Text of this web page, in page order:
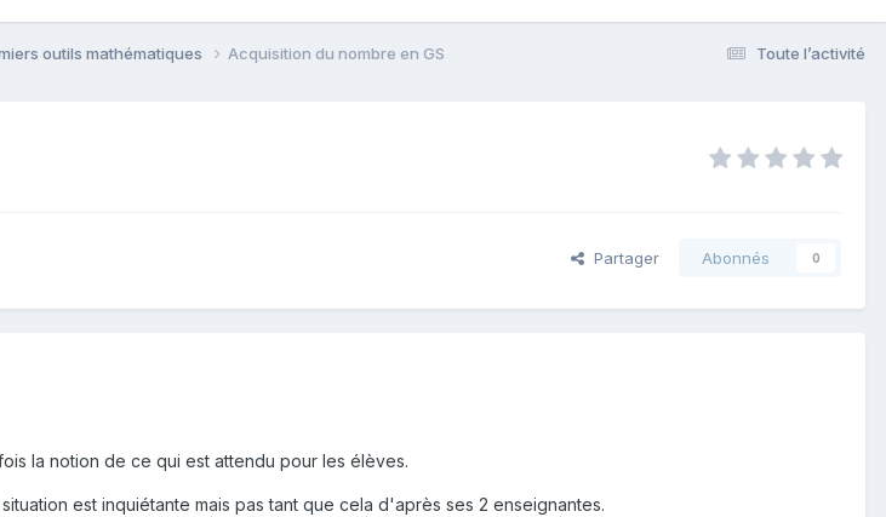
Toute l’activité
outils mathématiques Acquisition du nombre en GS
Partager Abonnés 0
la notion de ce qui est attendu pour les élèves.
est inquiétante mais pas tant que cela d'après ses 2 enseignantes.